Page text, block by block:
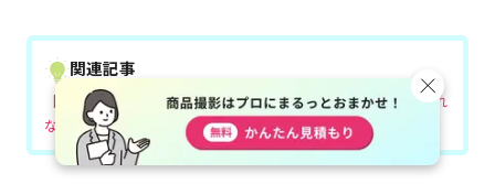
関連記事
【実例付き】置き画の撮影ノウハウ19選！プロ直伝のおしゃれ
な撮り方を徹底解説